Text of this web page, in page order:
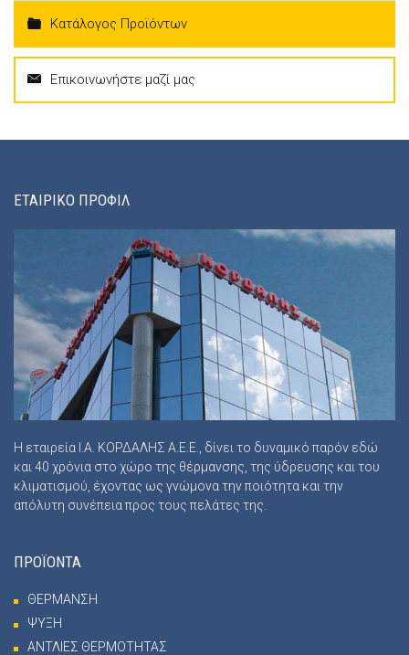
Κατάλογος Προϊόντων
Επικοινωνήστε μαζί μας
ΕΤΑΙΡΙΚΟ ΠΡΟΦΙΛ
Η εταιρεία Ι.Α. ΚΟΡΔΑΛΗΣ Α.Ε.Ε., δίνει το δυναμικό παρόν εδώ
και 40 χρόνια στο χώρο της θέρμανσης, της ύδρευσης και του
κλιματισμού, έχοντας ως γνώμονα την ποιότητα και την
απόλυτη συνέπεια προς τους πελάτες της.
ΠΡΟΪΟΝΤΑ
ΘΕΡΜΑΝΣΗ
ΨΥΞΗ
ΑΝΤΛΙΕΣ ΘΕΡΜΟΤΗΤΑΣ